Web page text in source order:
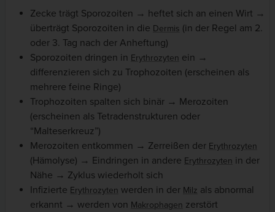
Zecke trägt Sporozoiten → heftet sich an einen Wirt →
überträgt Sporozoiten in die Dermis (in der Regel am 2.
oder 3. Tag nach der Anheftung)
Sporozoiten dringen in Erythrozyten ein →
differenzieren sich zu Trophozoiten (erscheinen als
mehrere feine Ringe)
Trophozoiten spalten sich binär → Merozoiten
(erscheinen als Tetradenstrukturen oder
“Malteserkreuz”)
Merozoiten entkommen → Zerreißen der Erythrozyten
(Hämolyse) → Eindringen in andere Erythrozyten in der
Nähe → Zyklus wiederholt sich
Infizierte Erythrozyten werden in der Milz als abnormal
erkannt → werden von Makrophagen zerstört